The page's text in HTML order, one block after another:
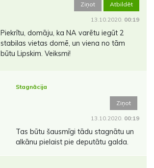
Ziņot Atbildēt
13.10.2020. 00:19
Piekrītu, domāju, ka NA varētu iegūt 2
stabilas vietas domē, un viena no tām
būtu Lipskim. Veiksmi!
Stagnācija
Ziņot
13.10.2020. 00:19
Tas būtu šausmīgi tādu stagnātu un
alkānu pielaist pie deputātu galda.